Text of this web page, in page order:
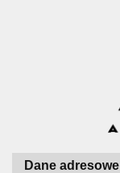
Dane adresowe